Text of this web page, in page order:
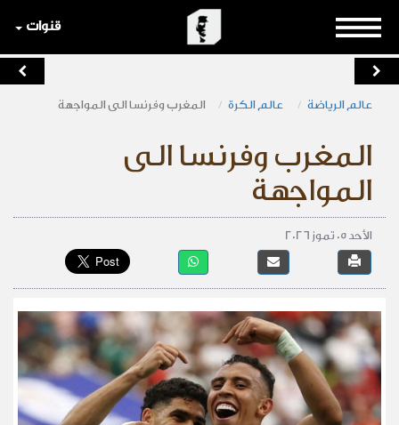
قنوات
عالم الرياضة عالم الكرة المغرب وفرنسا الى المواجهة
المغرب وفرنسا الى
المواجهة
الأحد 05 تموز 2026